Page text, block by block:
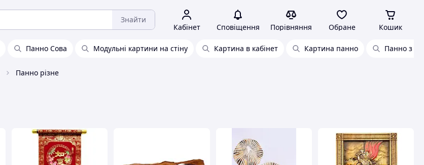
Знайти
Кабінет Сповіщення Порівняння Обране Кошик
Панно Сова Модульні картини на стіну Картина в кабінет Картина панно Панно з
Панно різне